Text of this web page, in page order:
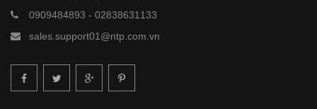
0909484893 - 02838631133
sales.support01@ntp.com.vn